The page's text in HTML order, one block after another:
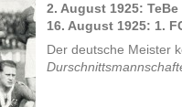
2. August 1925:
16. August 1925: 1.
Der deutsche Meister